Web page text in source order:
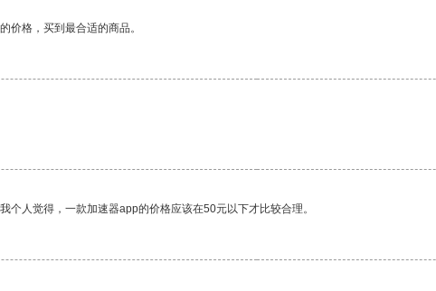
价格，买到最合适的商品。
个人觉得，一款加速器app的价格应该在50元以下才比较合理。